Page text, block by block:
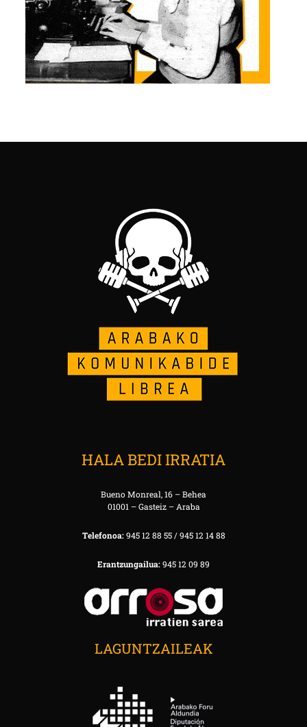
HALA BEDI IRRATIA
Bueno Monreal, 16 – Behea
01001 – Gasteiz – Araba
Telefonoa:945 12 88 55 / 945 12 14 88
Erantzungailua:945 12 09 89
LAGUNTZAILEAK